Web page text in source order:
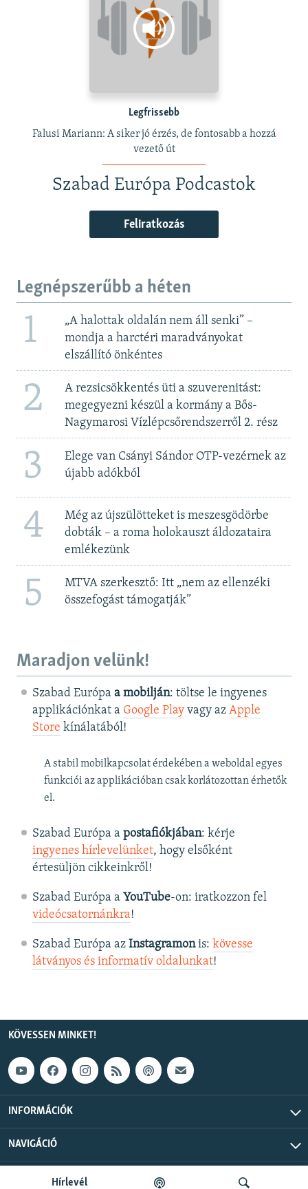
Hírlevél
Legfrissebb
Falusi Mariann: A siker jó érzés, de fontosabb a hozzá
vezető út
Szabad Európa Podcastok
Feliratkozás
Legnépszerűbb a héten
1
„A halottak oldalán nem áll senki” –
mondja a harctéri maradványokat
elszállító önkéntes
2
A rezsicsökkentés üti a szuverenitást:
megegyezni készül a kormány a Bős-
Nagymarosi Vízlépcsőrendszerről 2. rész
3
Elege van Csányi Sándor OTP-vezérnek az
újabb adókból
4
Még az újszülötteket is meszesgödörbe
dobták – a roma holokauszt áldozataira
emlékezünk
5
MTVA szerkesztő: Itt „nem az ellenzéki
összefogást támogatják”
Maradjon velünk!
Szabad Európa a mobilján: töltse le ingyenes
applikációnkat a Google Playvagy az Apple
Store kínálatából!
A stabil mobilkapcsolat érdekében a weboldal egyes
funkciói az applikációban csak korlátozottan érhetők
el.
Szabad Európa a postafiókjában: kérje
ingyenes hírlevelünket, hogy elsőként
értesüljön cikkeinkről!
Szabad Európa a YouTube-on: iratkozzon fel
videócsatornánkra!
Szabad Európa az Instagramonis: kövesse
látványos és informatív oldalunkat! ​
KÖVESSEN MINKET!
INFORMÁCIÓK
NAVIGÁCIÓ
Szabad Európa © 2026 RFE/RL, Inc. Minden jog fenntartva.